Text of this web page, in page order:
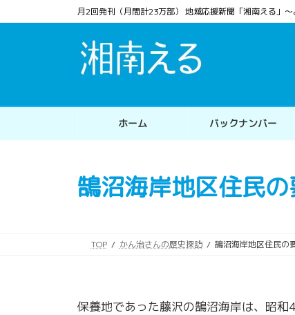
ン
ス
ビ
ン
月2回発刊（月間計23万部） 地域応援新聞「湘南える」
ホーム バックナンバー
鵠沼海岸地区住民
TOP かん治さんの歴史探訪 鵠沼海岸地区住民の
保養地であった藤沢の鵠沼海岸は、昭